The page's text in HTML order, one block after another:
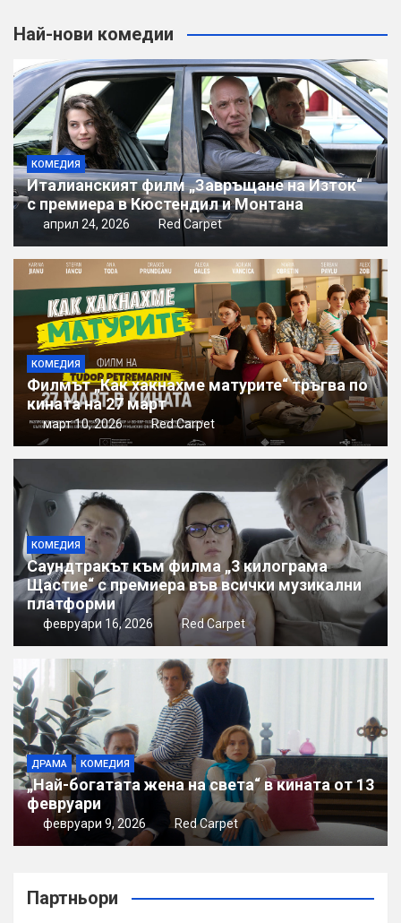
Най-нови комедии
КОМЕДИЯ
Италианският филм „Завръщане на Изток“
с премиера в Кюстендил и Монтана
април 24, 2026 Red Carpet
КОМЕДИЯ
Филмът „Как хакнахме матурите“ тръгва по
кината на 27 март
март 10, 2026 Red Carpet
КОМЕДИЯ
Саундтракът към филма „3 килограма
Щастие“ с премиера във всички музикални
платформи
февруари 16, 2026 Red Carpet
ДРАМА КОМЕДИЯ
„Най-богатата жена на света“ в кината от 13
февруари
февруари 9, 2026 Red Carpet
Партньори